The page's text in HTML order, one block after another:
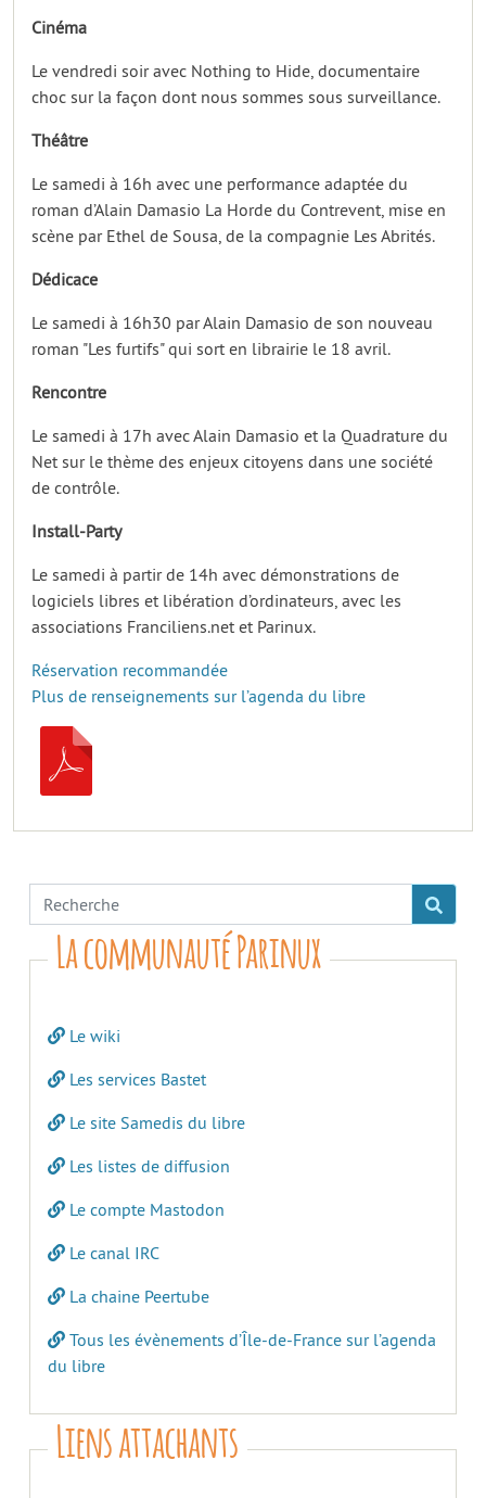
Cinéma
Le vendredi soir avec Nothing to Hide, documentaire
choc sur la façon dont nous sommes sous surveillance.
Théâtre
Le samedi à 16h avec une performance adaptée du
roman d’Alain Damasio La Horde du Contrevent, mise en
scène par Ethel de Sousa, de la compagnie Les Abrités.
Dédicace
Le samedi à 16h30 par Alain Damasio de son nouveau
roman "Les furtifs" qui sort en librairie le 18 avril.
Rencontre
Le samedi à 17h avec Alain Damasio et la Quadrature du
Net sur le thème des enjeux citoyens dans une société
de contrôle.
Install-Party
Le samedi à partir de 14h avec démonstrations de
logiciels libres et libération d’ordinateurs, avec les
associations Franciliens.net et Parinux.
Réservation recommandée
Plus de renseignements sur l’agenda du libre
La communauté Parinux
Le wiki
Les services Bastet
Le site Samedis du libre
Les listes de diffusion
Le compte Mastodon
Le canal IRC
La chaine Peertube
Tous les évènements d’Île-de-France sur l’agenda
du libre
Liens attachants